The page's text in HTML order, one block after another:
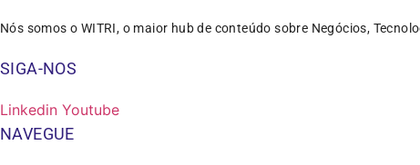
Nós somos o WITRI, o maior hub de conteúdo sobre Negócios,
SIGA-NOS
Linkedin Youtube
NAVEGUE